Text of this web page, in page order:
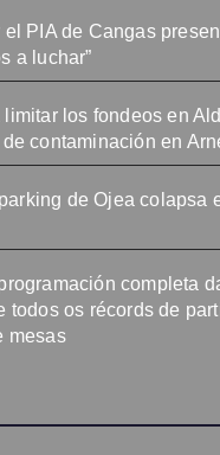
el PIA de Cangas
a luchar”
los fondeos en
contaminación en
de Ojea colapsa
completa
todos os récords de
mesas